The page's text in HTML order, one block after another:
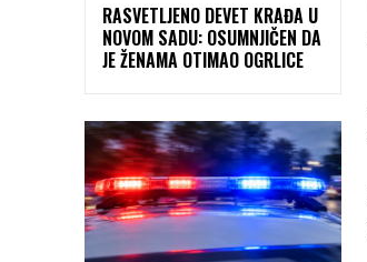
RASVETLJENO DEVET KRAĐA U
NOVOM SADU: OSUMNJIČEN DA
JE ŽENAMA OTIMAO OGRLICE